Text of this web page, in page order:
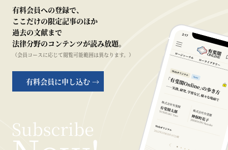
有料会員への登録で、
ここだけの限定記事のほか
過去の文献まで
法律分野のコンテンツが読み放題。
（会員コースに応じて閲覧可能範囲は異なります。）
有料会員に申し込む →